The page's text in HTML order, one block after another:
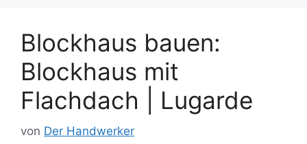
Blockhaus bauen:
Blockhaus mit
Flachdach | Lugarde
von Der Handwerker